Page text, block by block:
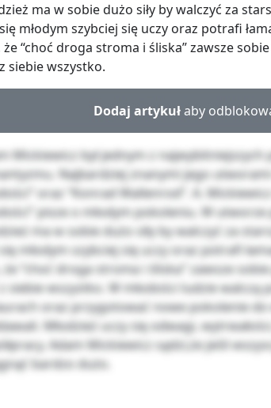
ma w sobie dużo siły by walczyć za
młodym szybciej się uczy oraz potrafi
że “choć droga stroma i śliska” zawsze
siebie wszystko.
Dodaj artykułaby
Mickiewicz był jednym z
Najbardziej znanymi jego utworami
oraz “Konrad Wallenrod”. A.
pisze o młodym pokoleniu. W
ma w sobie dużo siły by walczyć za
młodym szybciej się uczy oraz potrafi
że “choć droga stroma i śliska” zawsze
siebie wszystko. W młodości ludzie walczą
oraz przygotować nowe pokolenie
Młodzież uczy się odwagi,
Adam Mickiewicz sądzi,że jeśli
bardzo dużo.